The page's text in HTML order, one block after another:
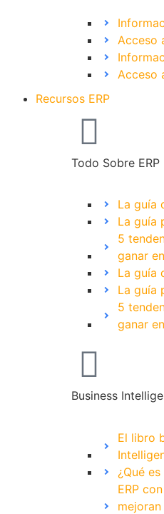
Acceso
Acceso
Recursos ERP
Todo Sobre ERP
La guía
La guía
5
ganar
La guía
La guía
5
ganar
Business
El libro
¿Qué
ERP